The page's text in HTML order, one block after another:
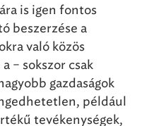
is igen fontos
beszerzése a
való közös
– sokszor csak
gazdaságok
például
tevékenységek,